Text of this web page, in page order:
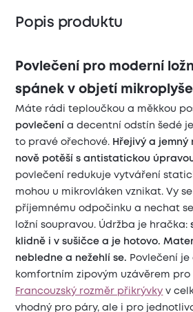
Popis produktu
Povlečení pro moderní
spánek v objetí mikroplyše
Máte rádi teploučkou a měkkou
povlečenía decentní odstín šedé
to pravé ořechové. Hřejivý a jemný
nově potěší s antistatickou
povlečení redukuje vytváření
mohou u mikrovláken vznikat. Vy
příjemnému odpočinku a nechat
ložní soupravou. Údržba je hračka:
klidně i v sušičce a je hotovo.
nebledne a nežehlí se. Povlečení
komfortním zipovým uzávěrem pro
Francouzský rozměr přikrývky v
vhodný pro páry, ale i pro